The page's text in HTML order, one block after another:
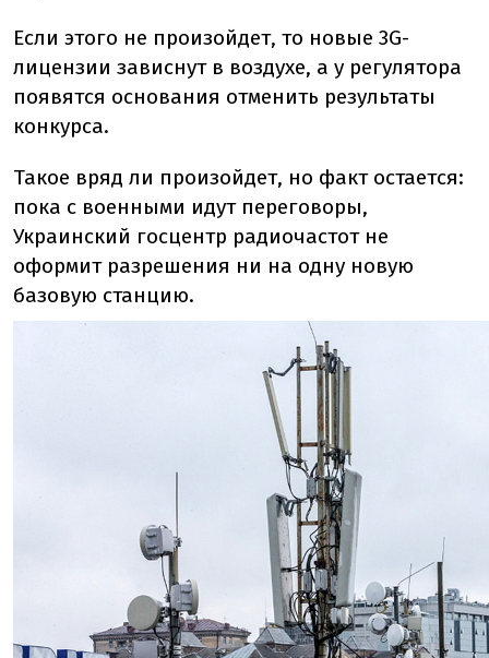
Если этого не произойдет, то новые 3G-
лицензии зависнут в воздухе, а у регулятора
появятся основания отменить результаты
конкурса.
Такое вряд ли произойдет, но факт остается:
пока с военными идут переговоры,
Украинский госцентр радиочастот не
оформит разрешения ни на одну новую
базовую станцию.